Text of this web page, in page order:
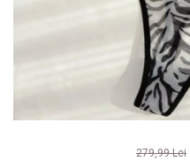
279,99 Lei